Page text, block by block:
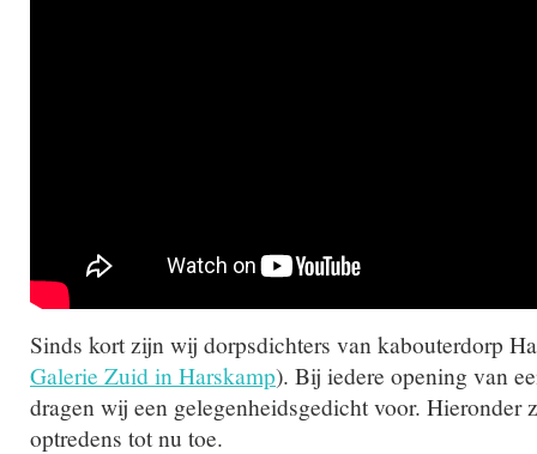
Sinds kort zijn wij dorpsdichters van kabouterdorp
Galerie Zuid in Harskamp). Bij iedere opening van
dragen wij een gelegenheidsgedicht voor. Hieronder
optredens tot nu toe.